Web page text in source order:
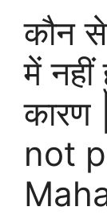
कौन से
में नहीं
not